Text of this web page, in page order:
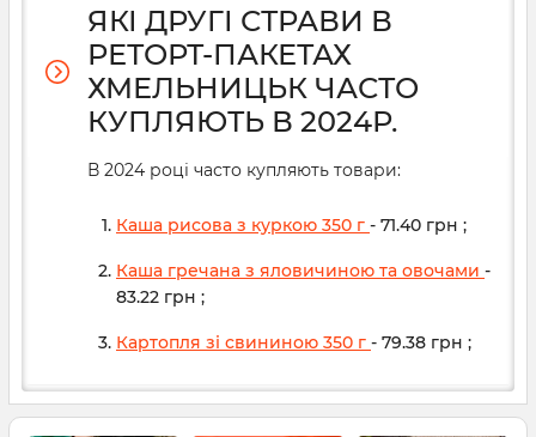
ЯКІ ДРУГІ СТРАВИ В
РЕТОРТ-ПАКЕТАХ
ХМЕЛЬНИЦЬК ЧАСТО
КУПЛЯЮТЬ В 2024Р.
В 2024 році часто купляють товари:
Каша рисова з куркою 350 г - 71.40 грн ;
Каша гречана з яловичиною та овочами -
83.22 грн ;
Картопля зі свининою 350 г - 79.38 грн ;